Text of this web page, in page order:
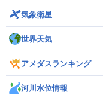
気象衛星
世界天気
アメダスランキング
河川水位情報